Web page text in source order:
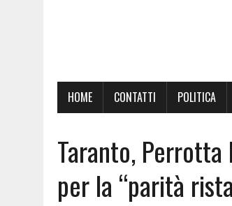
HOME CONTATTI POLITICA
Taranto, Perrotta
per la “parità